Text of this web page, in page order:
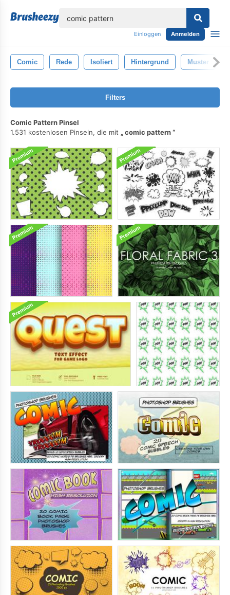
Einloggen Anmelden
Comic Rede Isoliert Hintergrund Muster
Filters
Comic Pattern Pinsel
1.531 kostenlosen Pinseln, die mit
comic pattern